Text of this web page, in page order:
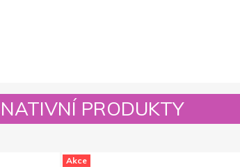
PRODUKTY
Akce